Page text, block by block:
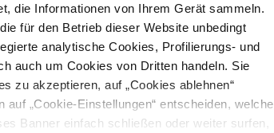
die Informationen von Ihrem Gerät sammeln.
für den Betrieb dieser Website unbedingt
analytische Cookies, Profilierungs- und
auch um Cookies von Dritten handeln. Sie
zu akzeptieren, auf „Cookies ablehnen“
„Cookie-Einstellungen“ entscheiden, welche
Banner einfach schließen oder weiter surfen,